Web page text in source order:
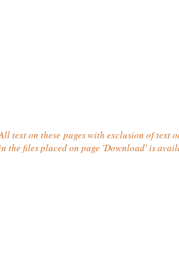
text on these pages with exclusion of text
the files placed on page 'Download' is